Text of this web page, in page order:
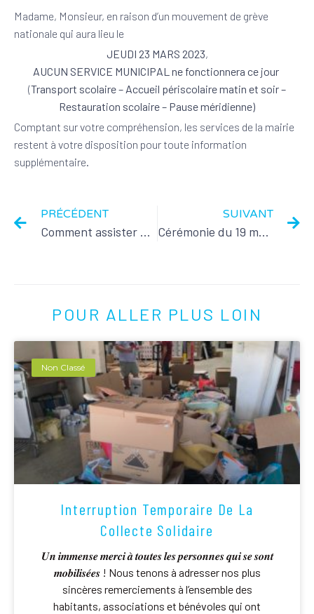
Madame, Monsieur, en raison d’un mouvement de grève
nationale qui aura lieu le
JEUDI 23 MARS 2023,
AUCUN SERVICE MUNICIPAL ne fonctionnera ce jour
(Transport scolaire – Accueil périscolaire matin et soir –
Restauration scolaire – Pause méridienne)
Comptant sur votre compréhension, les services de la mairie
restent à votre disposition pour toute information
supplémentaire.
PRÉCÉDENT
Comment assister au conseil municipal ?
SUIVANT
Cérémonie du 19 mars : retour en images
POUR ALLER PLUS LOIN
Non Classé
Interruption Temporaire De La
Collecte Solidaire
𝑼𝒏 𝒊𝒎𝒎𝒆𝒏𝒔𝒆 𝒎𝒆𝒓𝒄𝒊 𝒂̀ 𝒕𝒐𝒖𝒕𝒆𝒔 𝒍𝒆𝒔 𝒑𝒆𝒓𝒔𝒐𝒏𝒏𝒆𝒔 𝒒𝒖𝒊 𝒔𝒆 𝒔𝒐𝒏𝒕
𝒎𝒐𝒃𝒊𝒍𝒊𝒔𝒆́𝒆𝒔 ! Nous tenons à adresser nos plus
sincères remerciements à l’ensemble des
habitants, associations et bénévoles qui ont